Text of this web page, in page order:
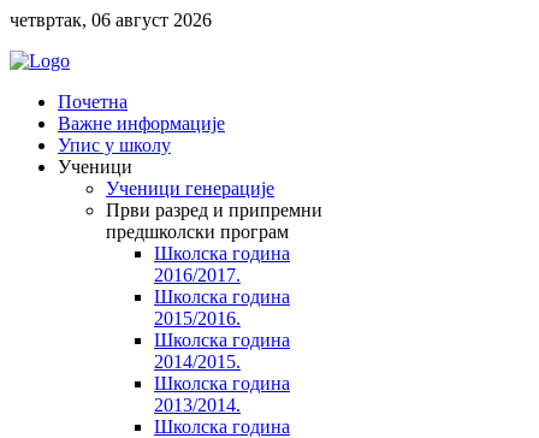
четвртак, 06 август 2026
Почетна
Важне информације
Упис у школу
Ученици
Ученици генерације
Први разред и припремни
предшколски програм
Школска година
2016/2017.
Школска година
2015/2016.
Школска година
2014/2015.
Школска година
2013/2014.
Школска година